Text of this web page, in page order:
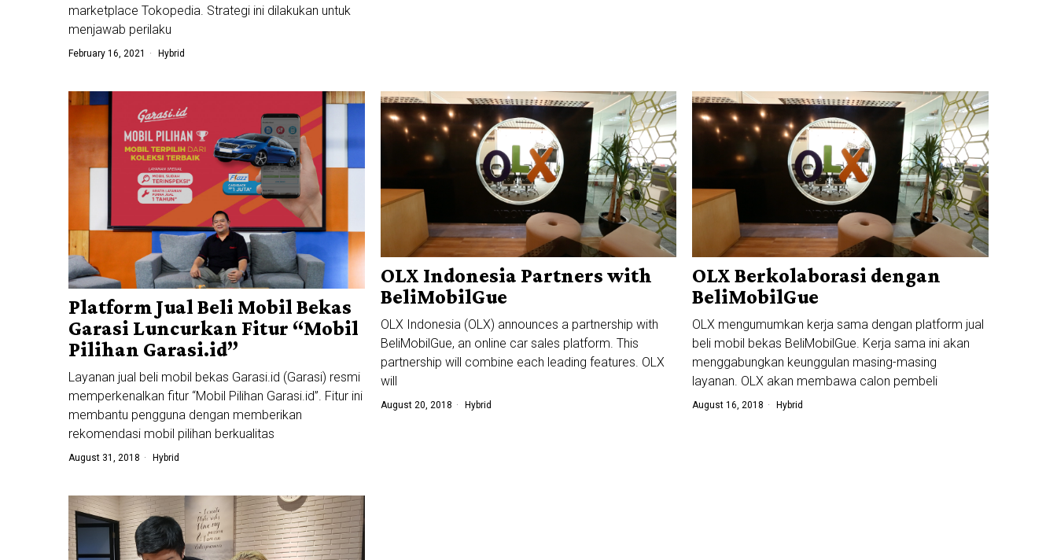
marketplace Tokopedia. Strategi ini dilakukan untuk
menjawab perilaku
February 16, 2021 Hybrid
Platform Jual Beli Mobil Bekas
Garasi Luncurkan Fitur “Mobil
Pilihan Garasi.id”
Layanan jual beli mobil bekas Garasi.id (Garasi) resmi
memperkenalkan fitur “Mobil Pilihan Garasi.id”. Fitur ini
membantu pengguna dengan memberikan
rekomendasi mobil pilihan berkualitas
August 31, 2018 Hybrid
OLX Indonesia Partners with
BeliMobilGue
OLX Indonesia (OLX) announces a partnership with
BeliMobilGue, an online car sales platform. This
partnership will combine each leading features. OLX
will
August 20, 2018 Hybrid
OLX Berkolaborasi dengan
BeliMobilGue
OLX mengumumkan kerja sama dengan platform jual
beli mobil bekas BeliMobilGue. Kerja sama ini akan
menggabungkan keunggulan masing-masing
layanan. OLX akan membawa calon pembeli
August 16, 2018 Hybrid